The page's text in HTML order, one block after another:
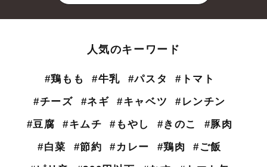
人気のキーワード
#鶏もも #牛乳 #パスタ
#トマト
#チーズ
#ネギ #キャベツ
#レンチン
#豆腐
#キムチ #もやし #きのこ
#豚肉
#白菜
#節約 #カレー #鶏肉
#ご飯